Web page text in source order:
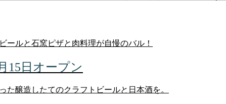
ールと石窯ピザと肉料理が自慢のバル！
15日オープン
た醸造したてのクラフトビールと日本酒を。